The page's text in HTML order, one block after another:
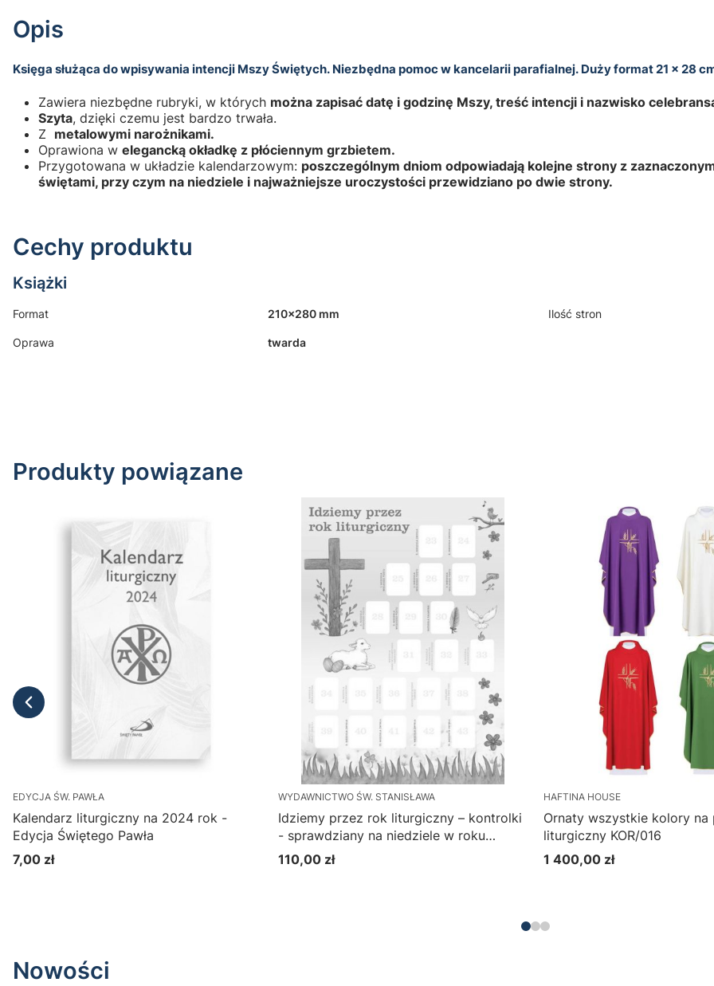
Opis
Księga służąca do wpisywania intencji Mszy Świętych. Niezbędna pomoc w kancelarii parafialnej. Duży format 21 x 28
Zawiera niezbędne rubryki, w których można zapisać datę i godzinę Mszy, treść intencji i nazwisko
Szyta, dzięki czemu jest bardzo trwała.
Z metalowymi narożnikami.
Oprawiona w elegancką okładkę z płóciennym grzbietem.
Przygotowana w układzie kalendarzowym: poszczególnym dniom odpowiadają kolejne strony z
świętami, przy czym na niedziele i najważniejsze uroczystości przewidziano po dwie strony.
Cechy produktu
Książki
Format 210x280 mm Ilość stron
Oprawa twarda
Produkty powiązane
EDYCJA ŚW. PAWŁA
Kalendarz liturgiczny na 2024 rok -
Edycja Świętego Pawła
Cena
7,00 zł
WYDAWNICTWO ŚW. STANISŁAWA
Idziemy przez rok liturgiczny – kontrolki
- sprawdziany na niedziele w roku
szkolnym 2023/2024
Cena
110,00 zł
HAFTINA HOUSE
Ornaty wszystkie kolory na
liturgiczny KOR/016
Cena
1 400,00 zł
Nowości